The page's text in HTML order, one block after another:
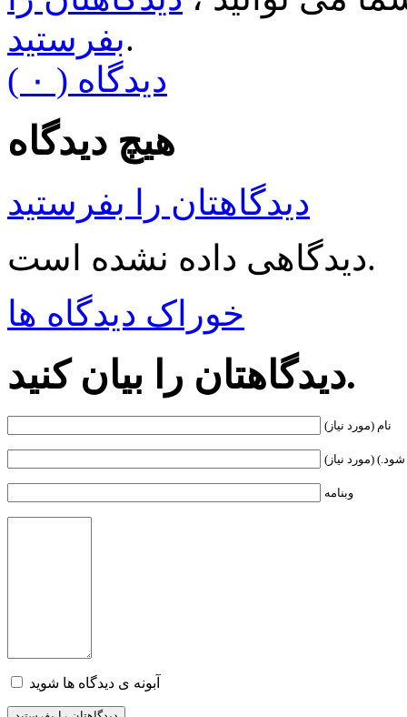
بفرستید.
( ۰ ) دیدگاه
هیچ دیدگاه
دیدگاهتان را بفرستید
دیدگاهی داده نشده است.
خوراک دیدگاه ها
دیدگاهتان را بیان کنید.
نام (مورد نیاز)
(مورد نیاز)
وبنامه
آبونه ی دیدگاه ها شوید